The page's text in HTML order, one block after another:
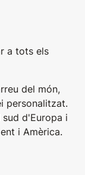
a tots els
del món,
personalitzat.
d'Europa i
i Amèrica.